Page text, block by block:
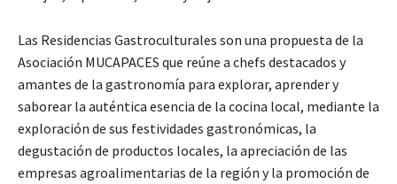
Las Residencias Gastroculturales son una propuesta de la
Asociación MUCAPACES que reúne a chefs destacados y
amantes de la gastronomía para explorar, aprender y
saborear la auténtica esencia de la cocina local, mediante la
exploración de sus festividades gastronómicas, la
degustación de productos locales, la apreciación de las
empresas agroalimentarias de la región y la promoción de